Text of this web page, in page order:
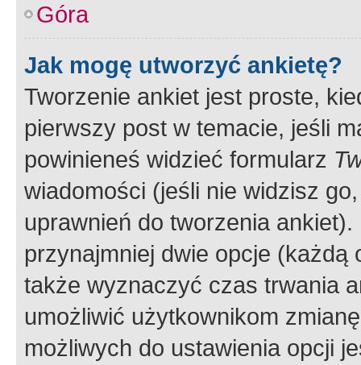
Góra
Jak mogę utworzyć ankietę?
Tworzenie ankiet jest proste,
pierwszy post w temacie, jeśli
powinieneś widzieć formularz
wiadomości (jeśli nie widzisz
uprawnień do tworzenia
przynajmniej dwie opcje
także wyznaczyć czas trwania
umożliwić użytkownikom
możliwych do ustawienia opcji